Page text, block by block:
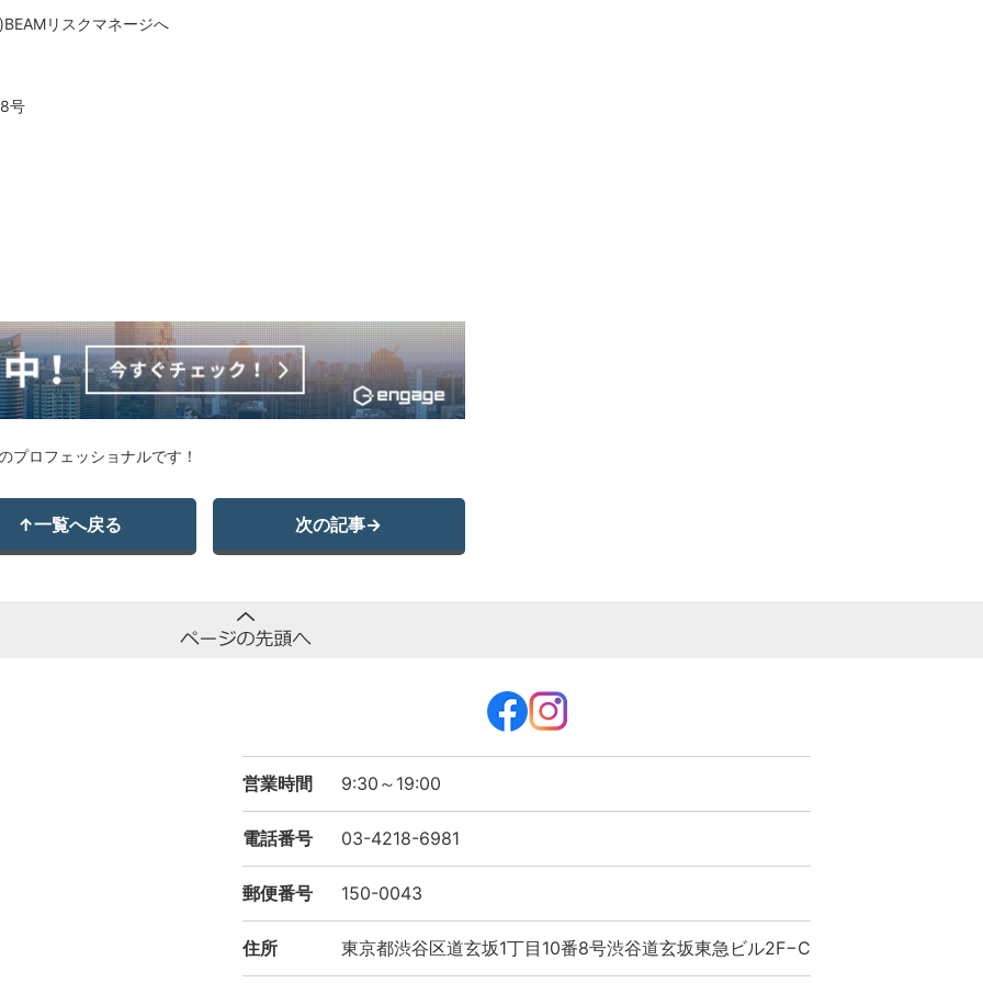
リスクマネージへ
号
プロフェッショナルです！
↑一覧へ戻る 次の記事→
営業時間 9:30～19:00
電話番号 03-4218-6981
郵便番号 150-0043
住所 東京都渋谷区道玄坂1丁目10番8号渋谷道玄坂東急ビル2F−C